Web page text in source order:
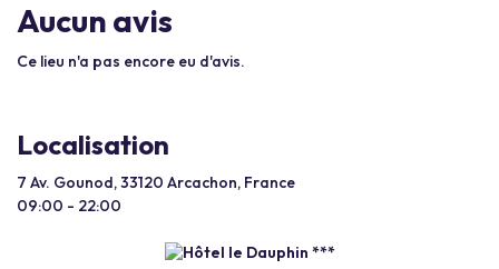
Aucun avis
Ce lieu n'a pas encore eu d'avis.
Localisation
7 Av. Gounod, 33120 Arcachon, France
09:00 - 22:00